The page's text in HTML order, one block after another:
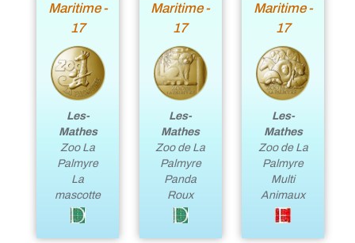
Maritime -
17
Les-
Mathes
Zoo La
Palmyre
La
mascotte
Maritime -
17
Les-
Mathes
Zoo de La
Palmyre
Panda
Roux
Maritime -
17
Les-
Mathes
Zoo de La
Palmyre
Multi
Animaux